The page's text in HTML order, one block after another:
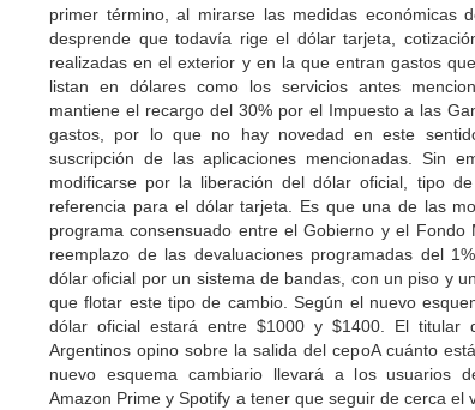
primer término, al mirarse las medidas económicas
desprende que todavía rige el dólar tarjeta,
realizadas en el exterior y en la que entran gastos
listan en dólares como los servicios antes
mantiene el recargo del 30% por el Impuesto a las
gastos, por lo que no hay novedad en este
suscripción de las aplicaciones mencionadas. Sin
modificarse por la liberación del dólar oficial, tipo
referencia para el dólar tarjeta. Es que una de las
programa consensuado entre el Gobierno y el Fondo
reemplazo de las devaluaciones programadas del
dólar oficial por un sistema de bandas, con un piso y
que flotar este tipo de cambio. Según el nuevo
dólar oficial estará entre $1000 y $1400. El titular
Argentinos opino sobre la salida del cepoA cuánto
nuevo esquema cambiario llevará a los usuarios
Amazon Prime y Spotify a tener que seguir de cerca el